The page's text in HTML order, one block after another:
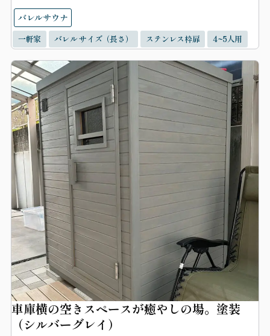
バレルサウナ
一軒家 バレル サイズ（長さ） ステンレス枠扉 4~5人用
車庫横の空きスペースが癒やしの場。塗装
（シルバーグレイ）